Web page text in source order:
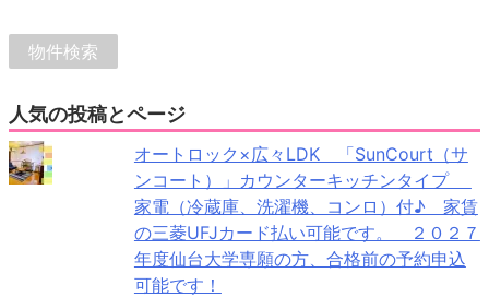
人気の投稿とページ
オートロック×広々LDK 「SunCourt（サ
ンコート）」カウンターキッチンタイプ
家電（冷蔵庫、洗濯機、コンロ）付♪ 家賃
の三菱UFJカード払い可能です。 ２０２７
年度仙台大学専願の方、合格前の予約申込
可能です！